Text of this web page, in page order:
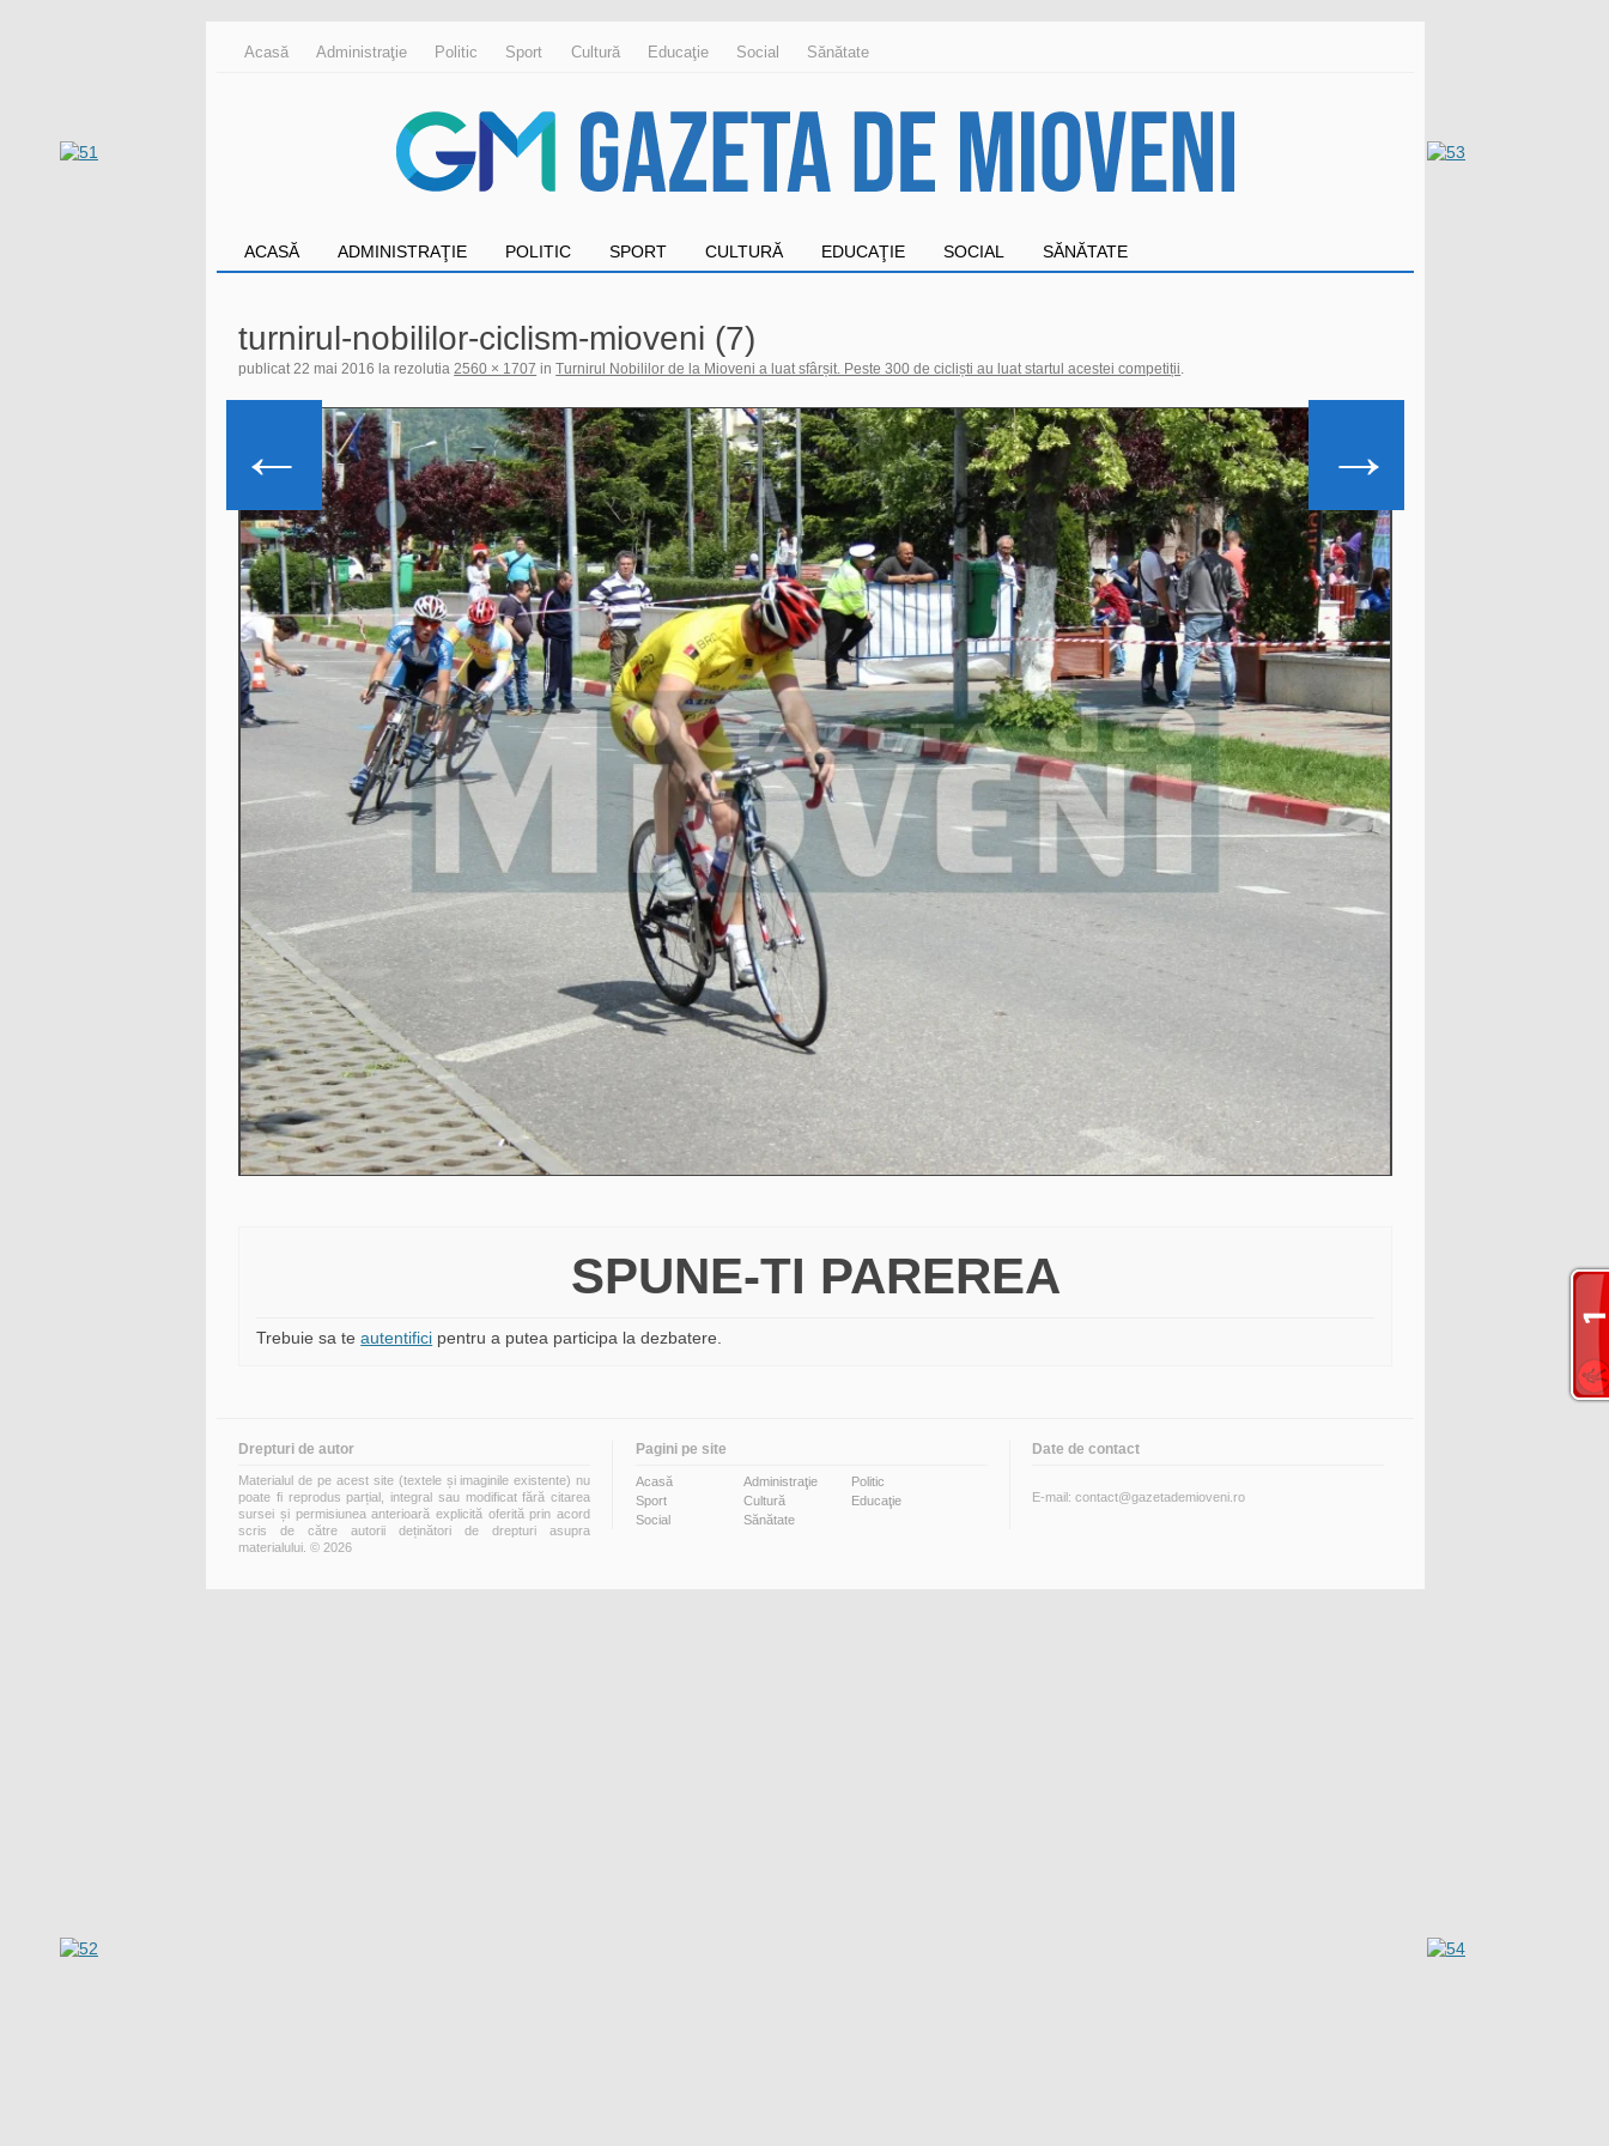
Acasă Administraţie Politic Sport Cultură Educaţie Social Sănătate
ACASĂ ADMINISTRAŢIE POLITIC SPORT CULTURĂ EDUCAŢIE SOCIAL SĂNĂTATE
turnirul-nobililor-ciclism-mioveni (7)
publicat 22 mai 2016 la rezolutia 2560 × 1707 inTurnirul Nobililor de la Mioveni a luat sfârșit. Peste 300 de cicliști au luat startul acestei competiții
← →
SPUNE-TI PAREREA
Trebuie sa teautentifici pentru a putea participa la dezbatere.
Drepturi de autor
Materialul de pe acest site (textele și imaginile existente) nu
poate fi reprodus parțial, integral sau modificat fără citarea
sursei și permisiunea anterioară explicită oferită prin acord
scris de către autorii deținători de drepturi asupra
materialului. © 2026
Pagini pe site
Acasă Administraţie
Politic
Sport
Cultură
Educaţie
Social
Sănătate
Date de contact
E-mail: contact@gazetademioveni.ro